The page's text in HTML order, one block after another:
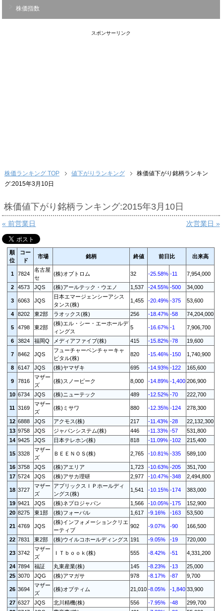
株価指数
スポンサーリンク
株価ランキング TOP 値下がりランキング
株価値下がり銘柄ランキン
グ:2015年3月10日
株価値下がり銘柄ランキング:2015年3月10日
« 前営業日 次営業日 »
順
位
コー
ド
市場 銘柄 終値 前日比 出来高
1 7824
名古屋
セ
(株)オプトロム 32 -25.58% -11 7,954,000
2 4573 JQS (株)アールテック・ウエノ 1,537 -24.55% -500 34,000
3 6063 JQS
日本エマージェンシーアシス
タンス(株)
1,455 -20.49% -375 53,600
4 8202 東2部 ラオックス(株) 256 -18.47% -58 74,204,000
5 4798 東2部
(株)エル・シー・エーホールデ
ィングス
5 -16.67% -1 7,906,700
6 3824 福岡Q メディアファイブ(株) 415 -15.82% -78 19,600
7 8462 JQS
フューチャーベンチャーキャ
ピタル(株)
820 -15.46% -150 1,740,900
8 6147 JQS (株)ヤマザキ 695 -14.93% -122 165,600
9 7816
マザー
ズ
(株)スノーピーク 8,000 -14.89% -1,400 206,900
10 6734 JQS (株)ニューテック 489 -12.52% -70 222,700
11 3169
マザー
ズ
(株)ミサワ 880 -12.35% -124 278,300
12 6888 JQS アクモス(株) 217 -11.43% -28
22,132,300
13 9758 JQS ジャパンシステム(株) 446 -11.33% -57
531,800
14 9425 JQS 日本テレホン(株) 818 -11.09% -102 215,400
15 3328
マザー
ズ
ＢＥＥＮＯＳ(株) 2,765 -10.81% -335 589,100
16 3758 JQS (株)アエリア 1,723 -10.63% -205
351,700
17 5724 JQS (株)アサカ理研 2,977 -10.47% -348 2,494,800
18 3727
マザー
ズ
アプリックスＩＰホールディ
ングス(株)
1,541 -10.15% -174 383,000
19 9421 JQS (株)ネプロジャパン 1,566 -10.05% -175
152,900
20 8275 東1部 (株)フォーバル 1,617 -9.16% -163 53,500
21 4769 JQS
(株)インフォメーションクリエ
ーティブ
902 -9.07% -90 166,500
22 7831 東2部 (株)ウイルコホールディングス 191 -9.05% -19 720,000
23 3742
マザー
ズ
ＩＴｂｏｏｋ(株) 555 -8.42% -51 4,331,200
24 7894 福証 丸東産業(株) 145 -8.23% -13
25,000
25 3070 JQG (株)アマガサ 978 -8.17% -87 9,700
26 3694
マザー
ズ
(株)オプティム 21,010 -8.05% -1,840 33,900
27 6327 JQS 北川精機(株) 556 -7.95% -48
299,700